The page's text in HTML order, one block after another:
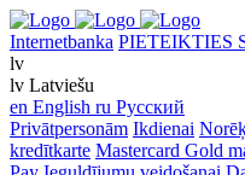
Internetbanka PIETEIKTIES
lv
lv Latviešu
en English ru Русский
Privātpersonām Ikdienai
kredītkarte Mastercard Gold